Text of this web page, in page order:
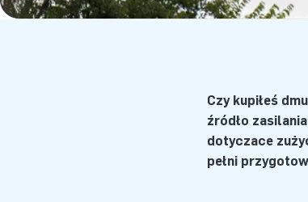
Czy kupiłeś
źródło
dotyczące
pełni